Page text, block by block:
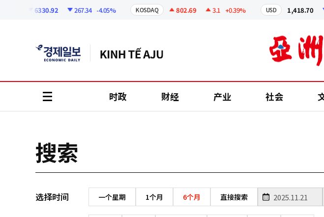
6330.92 267.34 -4.05% KOSDAQ 802.69 3.1 +0.39% USD 1,418.70
时政 财经 产业 社会
搜索
选择时间 一个星期 1个月 6个月 直接搜索